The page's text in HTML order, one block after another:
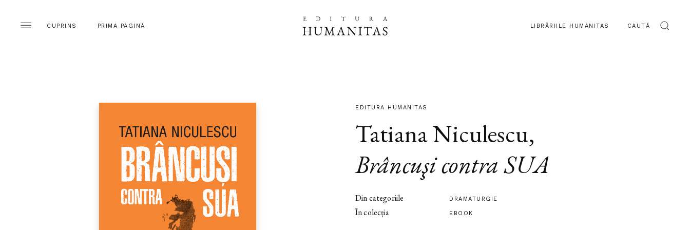
CUPRINS PRIMA PAGINĂ LIBRĂRIILE HUMANITAS CAUTĂ
EDITURA HUMANITAS
Tatiana Niculescu,
Brâncuşi contra SUA
Din categoriile DRAMATURGIE
În colecția EBOOK